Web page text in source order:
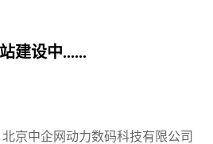
建设中......
北京中企网动力数码科技有限公司